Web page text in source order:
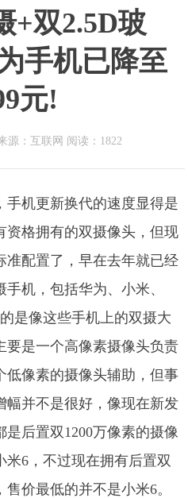
+双2.5D玻
手机已降至
元!
源：互联网 阅读：1822
手机更新换代的速度显得是
资格拥有的双摄像头，但现
准配置了，早在去年就已经
机，包括华为、小米、
是像这些手机上的双摄大
要是一个高像素摄像头负责
低像素的摄像头辅助，但事
幅并不是很好，像现在新发
后置双1200万像素的摄像
6，不过现在拥有后置双
价最低的并不是小米6。